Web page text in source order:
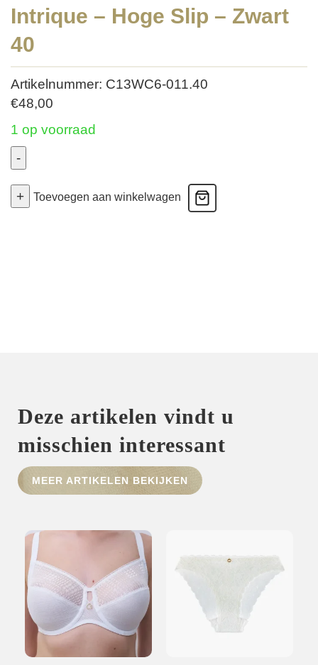
HOME
OVER ONS
MERKEN
NIEUWS
CONTACT
Intrique – Hoge Slip – Zwart
40
Artikelnummer: C13WC6-011.40
€48,00
1 op voorraad
-
+ Toevoegen aan winkelwagen
Deze artikelen vindt u
misschien interessant
MEER ARTIKELEN BEKIJKEN